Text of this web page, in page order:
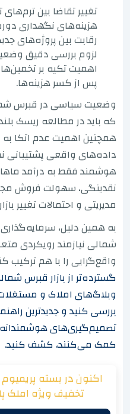
تغییر تقاضا بین
هزینه‌های نگهداری
رقابت بین پروژه‌های
لزوم بررسی دقیق
اهمیت تکیه بر
پس از کسر هزینه‌ها.
وضعیت سیاسی در قبرس
که باید در مطالعه ریسک
همچنین اهمیت عدم اتکا
داده‌های واقعی پشتیبانی
هوشمند فقط به درآمد
نقدینگی، سهولت فروش
مدیریتی و احتمالات تغییر
به همین دلیل،
شمالی نیازمند رویکردی
واقع‌گرایی را با هم ترکیب
گسترده‌تر از بازار قبرس
بررسی کنید و جدیدترین
تصمیم‌گیری‌های
کمک می‌کنند، کشف کنید.
اکنون در بسته
تخفیف ویژه املک